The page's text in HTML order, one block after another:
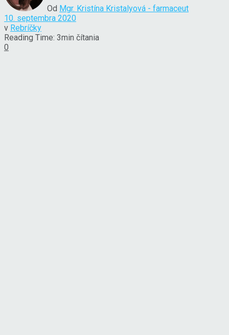
Od Mgr. Kristína Kristalyová - farmaceut
10. septembra 2020
v Rebríčky
Reading Time: 3min čítania
0